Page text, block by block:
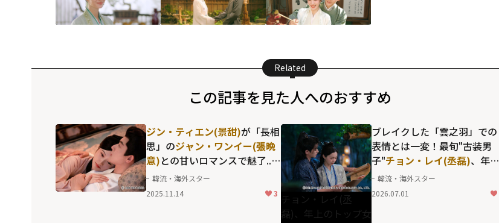
Related
この記事を見た人へのおすすめ
ジン・ティエン(景甜)が「長相
思」のジャン・ワンイー(張晩
意)との甘いロマンスで魅了...
中国時代劇の"トレンド"ともい
える転生ロマンス「似錦(スー
韓流・海外スター
2025.11.14
3 チョン・レイ(丞
磊)、年上のトップ女
ブレイクした「雲之羽」での
表情とは一変！最旬"古装男
子"チョン・レイ(丞磊)、年上
のトップ女優
との禁断の恋模様が反響を呼
韓流・海外スター
2026.07.01